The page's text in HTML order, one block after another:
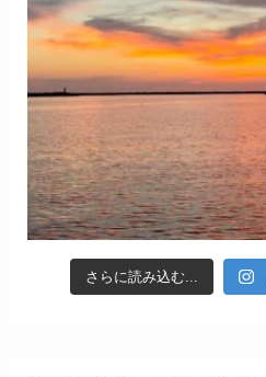
さらに読み込む...